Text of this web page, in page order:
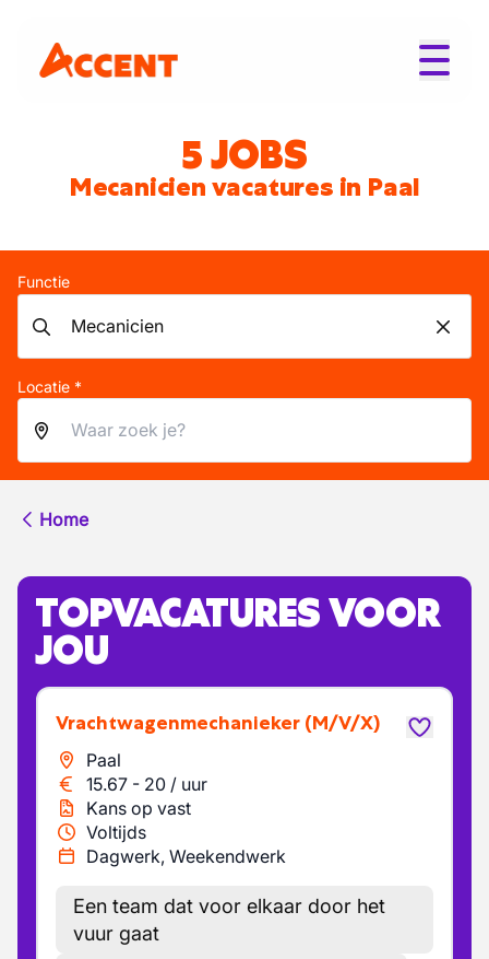
5 JOBS
Mecanicien vacatures in Paal
Functie
Locatie *
Home
TOPVACATURES VOOR
JOU
Vrachtwagenmechanieker (M/V/X)
Paal
15.67 - 20 / uur
Kans op vast
Voltijds
Dagwerk, Weekendwerk
Een team dat voor elkaar door het
vuur gaat